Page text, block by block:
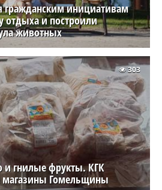
гражданским инициативам
отдыха и построили
животных
и гнилые фрукты. КГК
магазины Гомельщины
303